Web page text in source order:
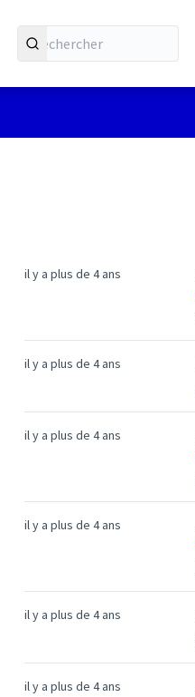
il y a plus de 4 ans
il y a plus de 4 ans
il y a plus de 4 ans
il y a plus de 4 ans
il y a plus de 4 ans
il y a plus de 4 ans